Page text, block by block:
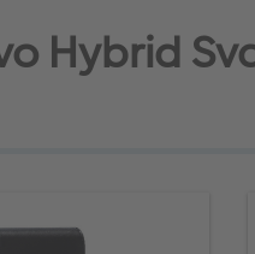
Hybrid